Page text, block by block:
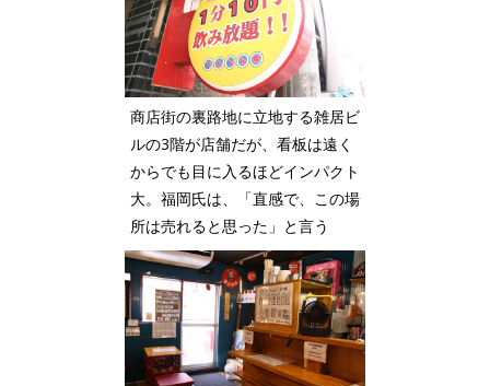
商店街の裏路地に立地する雑居ビ
ルの3階が店舗だが、看板は遠く
からでも目に入るほどインパクト
大。福岡氏は、「直感で、この場
所は売れると思った」と言う